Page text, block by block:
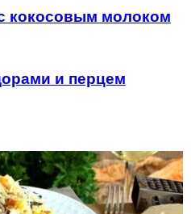
кокосовым молоком
и перцем